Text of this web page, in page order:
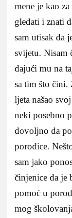
mene je kao
gledati i znati
sam utisak da
svijetu. Nisam
dajući mu na
sa tim što čini.
ljeta našao
neki posebno
dovoljno da
porodice.
sam jako
činjenice da je
pomoć u
mog